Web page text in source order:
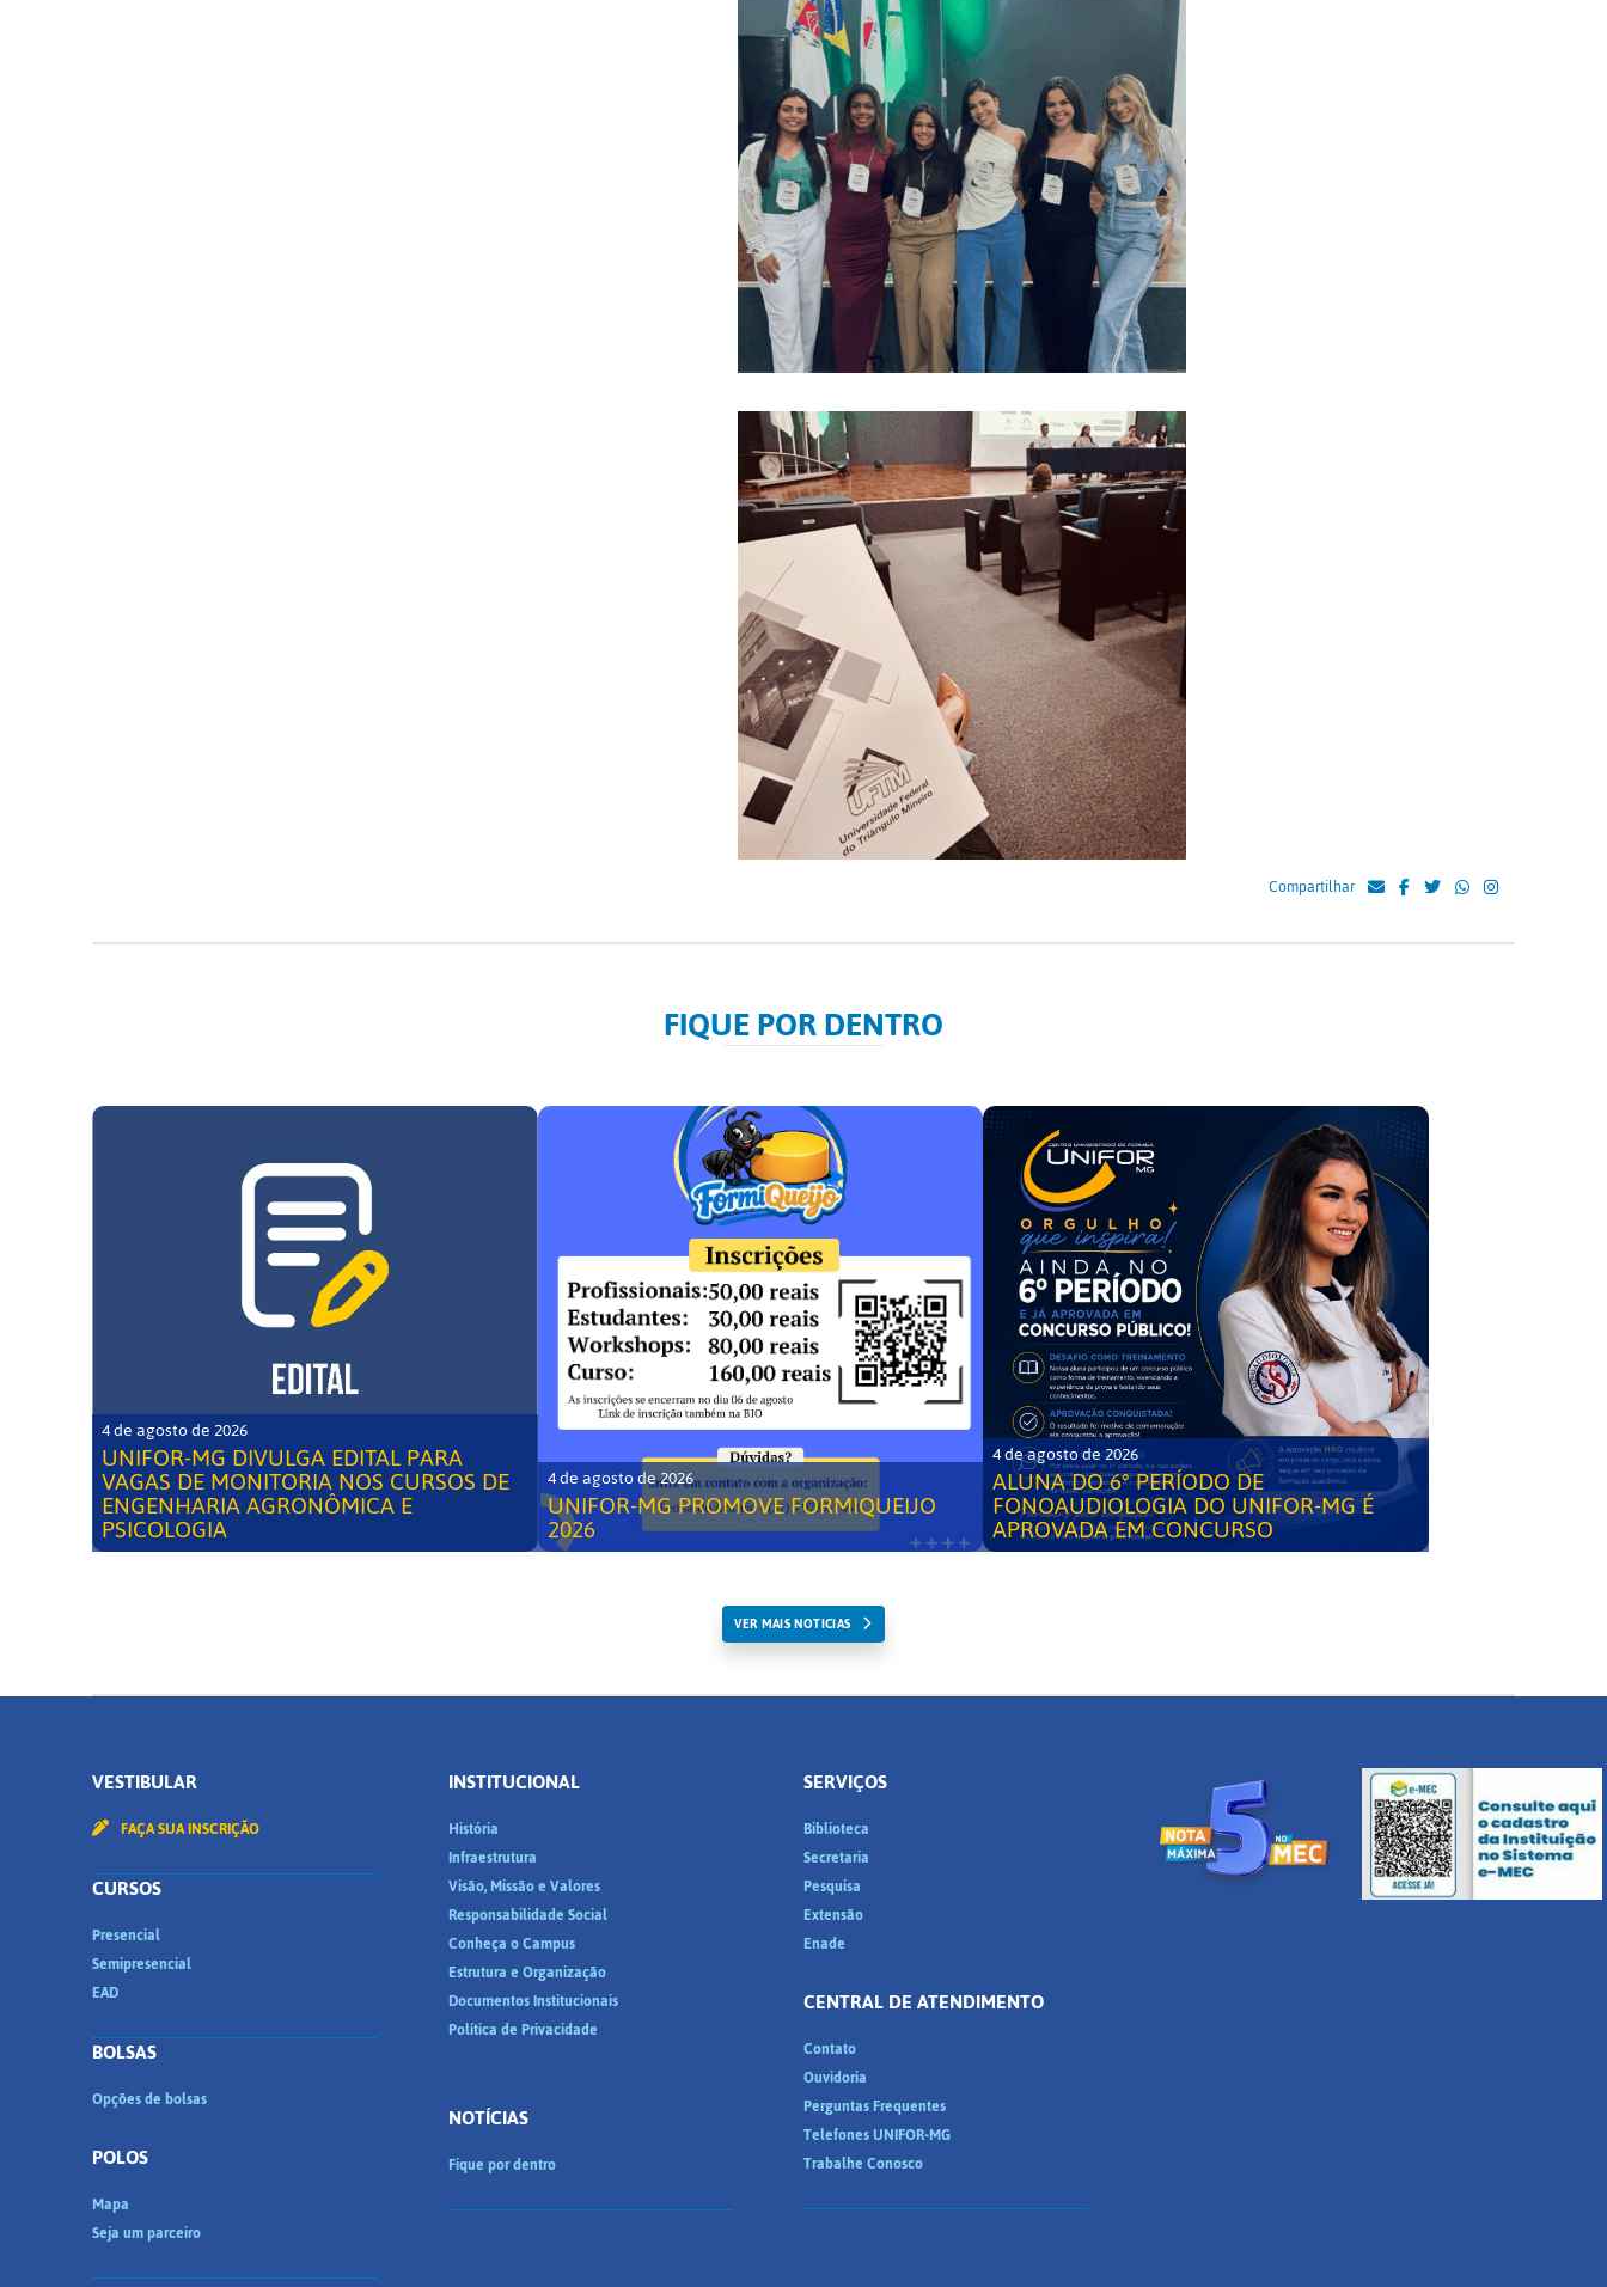
Compartilhar
FIQUE POR DENTRO
4 de agosto de 2026
UNIFOR-MG DIVULGA EDITAL PARA
VAGAS DE MONITORIA NOS CURSOS DE
ENGENHARIA AGRONÔMICA E
PSICOLOGIA
4 de agosto de 2026
UNIFOR-MG PROMOVE FORMIQUEIJO
2026
4 de agosto de 2026
ALUNA DO 6° PERÍODO DE
FONOAUDIOLOGIA DO UNIFOR-MG É
APROVADA EM CONCURSO
VER MAIS NOTICIAS
VESTIBULAR
FAÇA SUA INSCRIÇÃO
CURSOS
Presencial
Semipresencial
EAD
BOLSAS
Opções de bolsas
POLOS
Mapa
Seja um parceiro
INSTITUCIONAL
História
Infraestrutura
Visão, Missão e Valores
Responsabilidade Social
Conheça o Campus
Estrutura e Organização
Documentos Institucionais
Política de Privacidade
NOTÍCIAS
Fique por dentro
SERVIÇOS
Biblioteca
Secretaria
Pesquisa
Extensão
Enade
CENTRAL DE ATENDIMENTO
Contato
Ouvidoria
Perguntas Frequentes
Telefones UNIFOR-MG
Trabalhe Conosco